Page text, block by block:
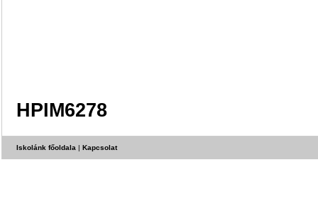
HPIM6278
Iskolánk főoldala | Kapcsolat